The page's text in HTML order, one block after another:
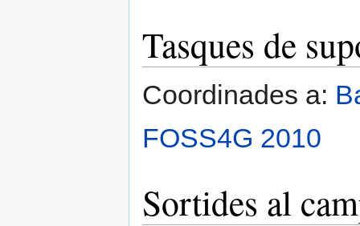
Tasques de
Coordinades a:
FOSS4G 2010
Sortides al